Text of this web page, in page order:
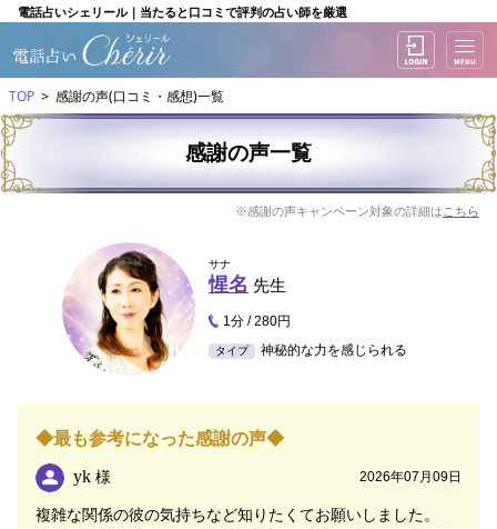
電話占いシェリール｜当たると口コミで評判の占い師を厳選
TOP 感謝の声(口コミ・感想)一覧
感謝の声一覧
※感謝の声キャンペーン対象の詳細は こちら
サナ
惺名 先生
1分 / 280円
タイプ 神秘的な力を感じられる
◆最も参考になった感謝の声◆
yk 様 2026年07月09日
複雑な関係の彼の気持ちなど知りたくてお願いしました。